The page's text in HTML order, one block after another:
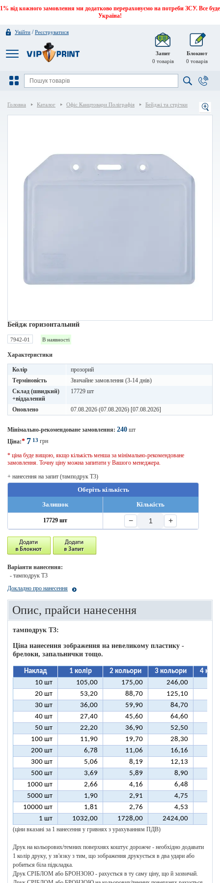
1% від кожного замовлення ми додатково перераховуємо на потреби ЗСУ. Все буде
Україна!
Увійти /Реєструватися
Запит
0 товарів
Блокнот
0 товарів
Головна Каталог Офіс Канцтовари Поліграфія Бейджі та стрічки
Бейдж горизонтальний
7942-01 В наявності
Характеристики
Колір
прозорий
Терміновість
Звичайне замовлення (3-14 днів)
Склад (швидкий)
+віддалений
17729 шт
Оновлено 07.08.2026 (07.08.2026) [07.08.2026]
Мінімально-рекомендоване замовлення: 240 шт
Ціна:* 7 13 грн
* ціна буде вищою, якщо кількість менша за мінімально-рекомендоване
замовлення. Точну ціну можна запитати у Вашого менеджера.
+ нанесення на запит (тамподрук T3)
Оберіть кількість
Залишок
Кількість
17729 шт − +
Варіанти нанесення:
- тамподрук T3
Докладно про нанесення
Опис, прайси нанесення
тамподрук T3:
Ціна нанесення зображення на невеликому пластику -
брелоки, запальнички тощо.
Наклад 1 колір 2 кольори 3 кольори
4
10 шт
105,00 175,00 246,00
20 шт
53,20 88,70 125,10
30 шт
36,00 59,90 84,70
40 шт
27,40 45,60 64,60
50 шт
22,20 36,90 52,50
100 шт
11,90 19,70 28,30
200 шт
6,78 11,06 16,16
300 шт
5,06 8,19 12,13
500 шт
3,69 5,89 8,90
1000 шт
2,66 4,16 6,48
5000 шт
1,90 2,91 4,75
10000 шт
1,81 2,76 4,53
1 шт
1032,00 1728,00 2424,00
(ціни вказані за 1 нанесення у гривнях з урахуванням ПДВ)
Друк на кольорових/темних поверхнях коштує дорожче - необхідно додавати
1 колір друку, у зв'язку з тим, що зображення друкується в два удари або
робиться біла підкладка.
Друк СРІБЛОМ або БРОНЗОЮ - рахується в ту саму ціну, що й зазвичай.